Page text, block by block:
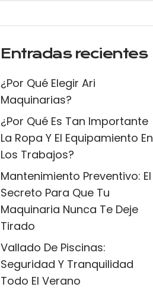
Entradas recientes
¿Por Qué Elegir Ari
Maquinarias?
¿Por Qué Es Tan Importante
La Ropa Y El Equipamiento En
Los Trabajos?
Mantenimiento Preventivo: El
Secreto Para Que Tu
Maquinaria Nunca Te Deje
Tirado
Vallado De Piscinas:
Seguridad Y Tranquilidad
Todo El Verano